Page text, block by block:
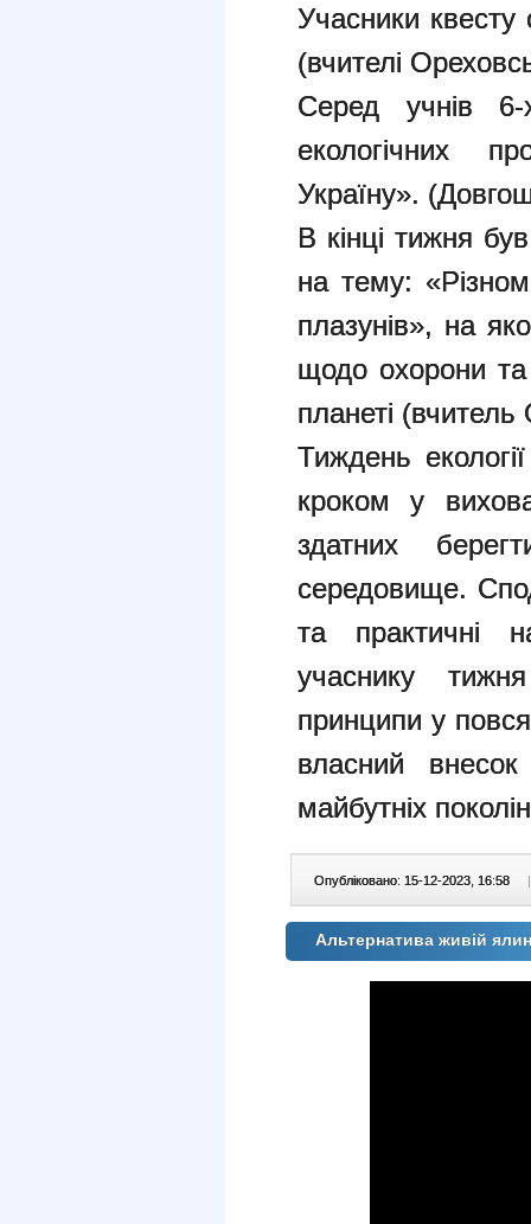
Учасники
(вчителі
Серед учнів 6-
екологічних
Україну».
В кінці тижня
на тему:
плазунів», на
щодо охорони
планеті
Тиждень
кроком у
здатних
середовище.
та практичні
учаснику тижня
принципи у
власний
майбутніх
Опубліковано: 15-12-2023, 16:58 |
Альтернатива живій